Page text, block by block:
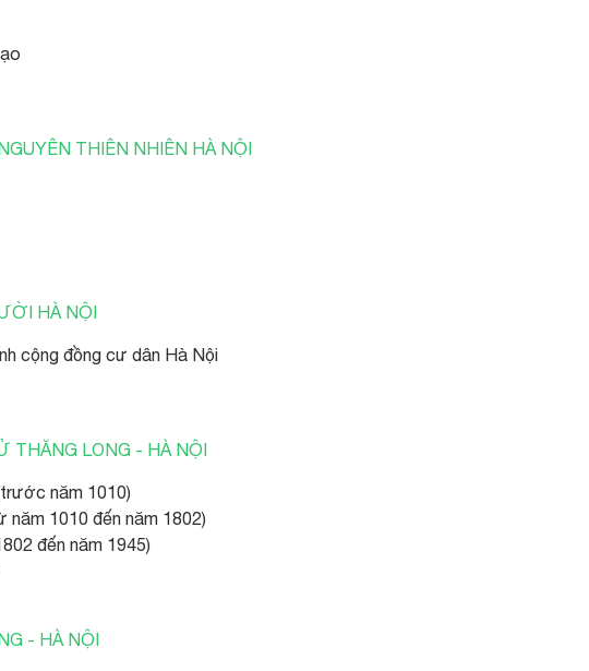
THIÊN NHIÊN HÀ NỘI
HÀ NỘI
cộng đồng cư dân Hà Nội
THĂNG LONG - HÀ NỘI
năm 1010)
1010 đến năm 1802)
đến năm 1945)
- HÀ NỘI